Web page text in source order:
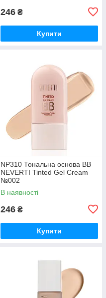
246 ₴
Купити
NP310 Тональна основа BB
NEVERTI Tinted Gel Cream
№002
В наявності
246 ₴
Купити